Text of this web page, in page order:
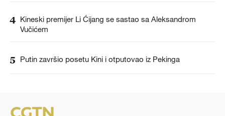
4 Kineski premijer Li Ćijang se sastao sa Aleksandrom
Vučićem
5 Putin završio posetu Kini i otputovao iz Pekinga